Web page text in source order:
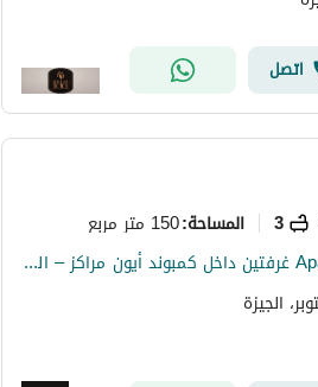
اتصل
3 المساحة:150 متر مربع
شقة فندقية Apartment غرفتين داخل كمبوند أيون مراكز – الشيخ زايد AEON Marakez – Sheikh Zayed